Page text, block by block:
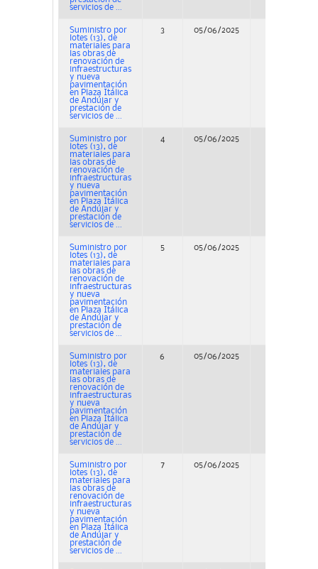
servicios de ...
Suministro por
lotes (13), de
materiales para
las obras de
renovación de
infraestructuras
y nueva
pavimentación
en Plaza Itálica
de Andújar y
prestación de
servicios de ...
3 05/06/2025
Suministro por
lotes (13), de
materiales para
las obras de
renovación de
infraestructuras
y nueva
pavimentación
en Plaza Itálica
de Andújar y
prestación de
servicios de ...
4 05/06/2025
Suministro por
lotes (13), de
materiales para
las obras de
renovación de
infraestructuras
y nueva
pavimentación
en Plaza Itálica
de Andújar y
prestación de
servicios de ...
5 05/06/2025
Suministro por
lotes (13), de
materiales para
las obras de
renovación de
infraestructuras
y nueva
pavimentación
en Plaza Itálica
de Andújar y
prestación de
servicios de ...
6 05/06/2025
Suministro por
lotes (13), de
materiales para
las obras de
renovación de
infraestructuras
y nueva
pavimentación
en Plaza Itálica
de Andújar y
prestación de
servicios de ...
7 05/06/2025